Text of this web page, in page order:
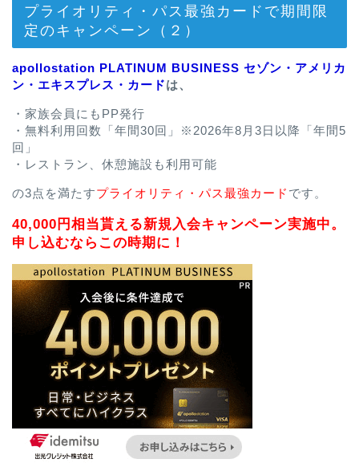
プライオリティ・パス最強カードで期間限
定のキャンペーン（２）
apollostation PLATINUM BUSINESS セゾン・アメリカ
ン・エキスプレス・カードは、
・家族会員にもPP発行
・無料利用回数「年間30回」※2026年8月3日以降「年間5
回」
・レストラン、休憩施設も利用可能
の3点を満たすプライオリティ・パス最強カード です。
40,000円相当貰える新規入会キャンペーン実施中。
申し込むならこの時期に！